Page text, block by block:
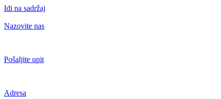
Idi na sadržaj
Nazovite nas
Pošaljite upit
Adresa